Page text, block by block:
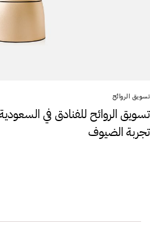
تسويق الروائح
تسويق الروائح للفنادق في
تجربة الضيوف